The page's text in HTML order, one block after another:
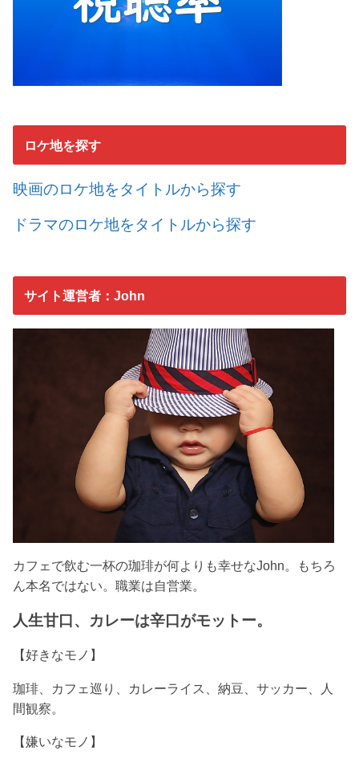
ロケ地を探す
映画のロケ地をタイトルから探す
ドラマのロケ地をタイトルから探す
サイト運営者：John
カフェで飲む一杯の珈琲が何よりも幸せなJohn。もちろ
ん本名ではない。職業は自営業。
人生甘口、カレーは辛口がモットー。
【好きなモノ】
珈琲、カフェ巡り、カレーライス、納豆、サッカー、人
間観察。
【嫌いなモノ】